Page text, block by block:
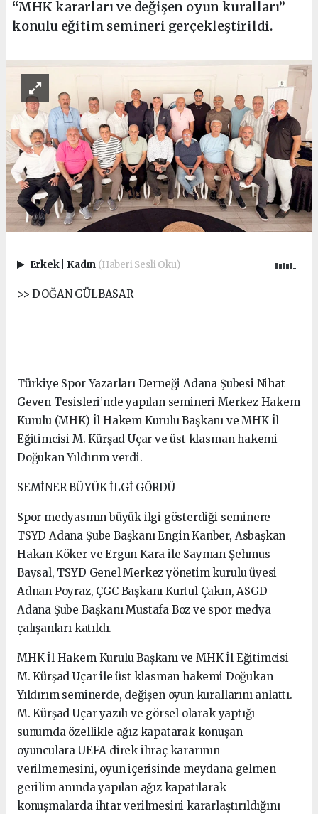
“MHK kararları ve değişen oyun kuralları”
konulu eğitim semineri gerçekleştirildi.
Erkek Kadın (Haberi Sesli Oku)
>> DOĞAN GÜLBASAR
Türkiye Spor Yazarları Derneği Adana Şubesi Nihat
Geven Tesisleri’nde yapılan semineri Merkez Hakem
Kurulu (MHK) İl Hakem Kurulu Başkanı ve MHK İl
Eğitimcisi M. Kürşad Uçar ve üst klasman hakemi
Doğukan Yıldırım verdi.
SEMİNER BÜYÜK İLGİ GÖRDÜ
Spor medyasının büyük ilgi gösterdiği seminere
TSYD Adana Şube Başkanı Engin Kanber, Asbaşkan
Hakan Köker ve Ergun Kara ile Sayman Şehmus
Baysal, TSYD Genel Merkez yönetim kurulu üyesi
Adnan Poyraz, ÇGC Başkanı Kurtul Çakın, ASGD
Adana Şube Başkanı Mustafa Boz ve spor medya
çalışanları katıldı.
MHK İl Hakem Kurulu Başkanı ve MHK İl Eğitimcisi
M. Kürşad Uçar ile üst klasman hakemi Doğukan
Yıldırım seminerde, değişen oyun kurallarını anlattı.
M. Kürşad Uçar yazılı ve görsel olarak yaptığı
sunumda özellikle ağız kapatarak konuşan
oyunculara UEFA direk ihraç kararının
verilmemesini, oyun içerisinde meydana gelmen
gerilim anında yapılan ağız kapatılarak
konuşmalarda ihtar verilmesini kararlaştırıldığını